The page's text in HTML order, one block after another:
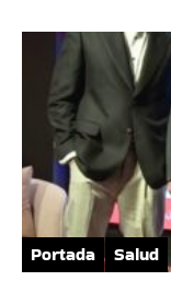
Portada Salud